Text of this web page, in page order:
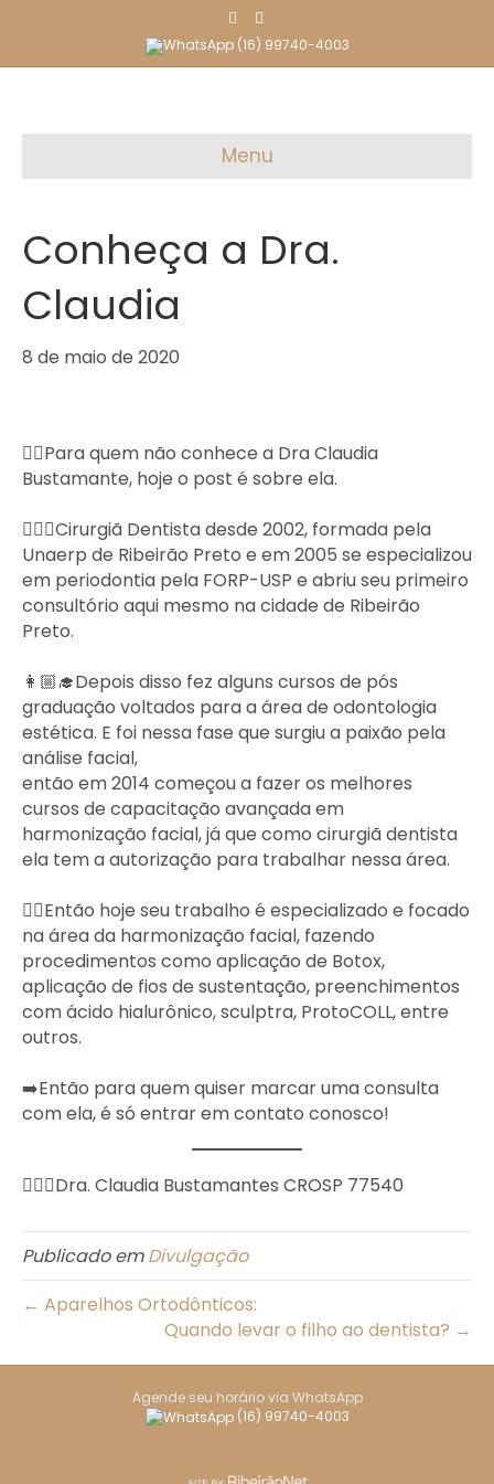
c
b
s
a
m
(16) 99740-4003
Menu
Conheça a Dra.
Claudia
8 de maio de 2020
👉🏻Para quem não conhece a Dra Claudia
Bustamante, hoje o post é sobre ela.
👱🏼‍♀️Cirurgiã Dentista desde 2002, formada pela
Unaerp de Ribeirão Preto e em 2005 se especializou
em periodontia pela FORP-USP e abriu seu primeiro
consultório aqui mesmo na cidade de Ribeirão
Preto.
👩🏼‍🎓Depois disso fez alguns cursos de pós
graduação voltados para a área de odontologia
estética. E foi nessa fase que surgiu a paixão pela
análise facial,
então em 2014 começou a fazer os melhores
cursos de capacitação avançada em
harmonização facial, já que como cirurgiã dentista
ela tem a autorização para trabalhar nessa área.
👉🏻Então hoje seu trabalho é especializado e focado
na área da harmonização facial, fazendo
procedimentos como aplicação de Botox,
aplicação de fios de sustentação, preenchimentos
com ácido hialurônico, sculptra, ProtoCOLL, entre
outros.
➡️Então para quem quiser marcar uma consulta
com ela, é só entrar em contato conosco!
👱🏼‍♀️Dra. Claudia Bustamantes CROSP 77540
Publicado emDivulgação
← Aparelhos Ortodônticos:
Quando levar o filho ao dentista? →
Agende seu horário via WhatsApp
(16) 99740-4003